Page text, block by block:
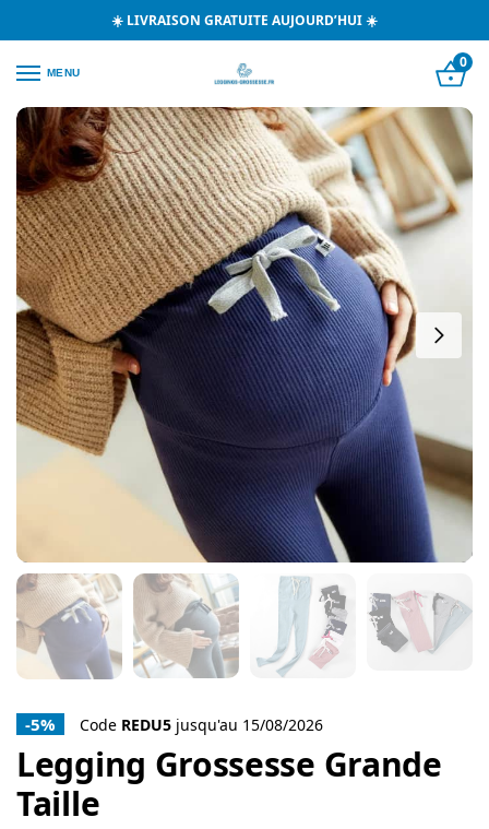
☀️ LIVRAISON GRATUITE AUJOURD’HUI ☀️
MENU
0
-5% Code REDU5 jusqu'au 15/08/2026
Legging Grossesse Grande
Taille